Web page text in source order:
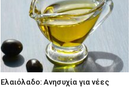
Ελαιόλαδο: Ανησυχία για νέες